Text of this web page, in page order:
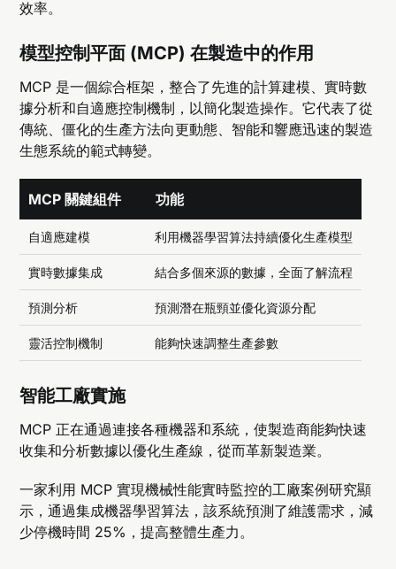
效率。
模型控制平面 (MCP) 在製造中的作用
MCP 是一個綜合框架，整合了先進的計算建模、實時數
據分析和自適應控制機制，以簡化製造操作。它代表了從
傳統、僵化的生產方法向更動態、智能和響應迅速的製造
生態系統的範式轉變。
MCP 關鍵組件 功能
自適應建模 利用機器學習算法持續優化生產模型
實時數據集成 結合多個來源的數據，全面了解流程
預測分析 預測潛在瓶頸並優化資源分配
靈活控制機制 能夠快速調整生產參數
智能工廠實施
MCP 正在通過連接各種機器和系統，使製造商能夠快速
收集和分析數據以優化生產線，從而革新製造業。
一家利用 MCP 實現機械性能實時監控的工廠案例研究顯
示，通過集成機器學習算法，該系統預測了維護需求，減
少停機時間 25%，提高整體生產力。